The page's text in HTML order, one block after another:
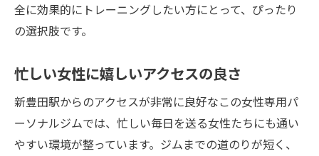
全に効果的にトレーニングしたい方にとって、ぴったり
の選択肢です。
忙しい女性に嬉しいアクセスの良さ
新豊田駅からのアクセスが非常に良好なこの女性専用パ
ーソナルジムでは、忙しい毎日を送る女性たちにも通い
やすい環境が整っています。ジムまでの道のりが短く、